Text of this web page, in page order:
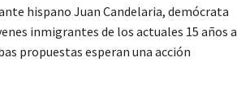
hispano Juan Candelaria, demócrata
inmigrantes de los actuales 15 años a
propuestas esperan una acción